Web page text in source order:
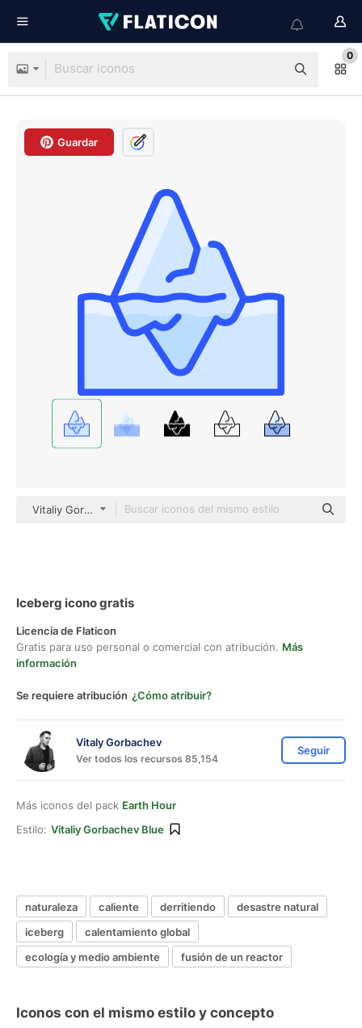
0
Guardar
Vitaliy Gorbachev Blue
Iceberg icono gratis
Licencia de Flaticon
Gratis para uso personal o comercial con atribución. Más
información
Se requiere atribución ¿Cómo atribuir?
Vitaly Gorbachev
Ver todos los recursos 85,154
Seguir
Más iconos del pack Earth Hour
Estilo: Vitaliy Gorbachev Blue
naturaleza caliente derritiendo
desastre natural
iceberg
calentamiento global
ecología y medio ambiente
fusión de un reactor
Iconos con el mismo estilo y concepto